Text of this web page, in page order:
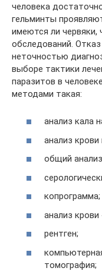
человека
гельминты
имеются ли червяки,
обследований.
неточностью
выборе тактики
паразитов в
методами такая:
анализ кала
анализ крови
общий
копрограмма;
анализ
рентген;
томография;